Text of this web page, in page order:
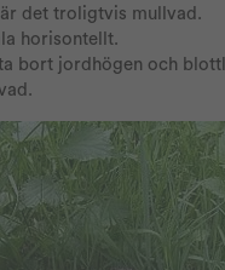
det troligtvis mullvad.
horisontellt.
bort jordhögen och